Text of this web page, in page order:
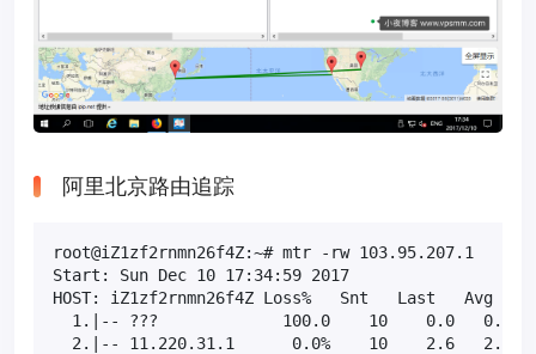
阿里北京路由追踪
root@iZ1zf2rnmn26f4Z:~# mtr -rw 103.95.207.1
Start: Sun Dec 10 17:34:59 2017
HOST: iZ1zf2rnmn26f4Z Loss%   Snt   Last   Avg
1.|-- ???             100.0    10    0.0   0.0
2.|-- 11.220.31.1      0.0%    10    2.6   2.8